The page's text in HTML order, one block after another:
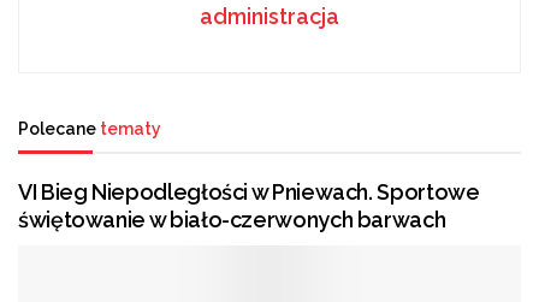
administracja
Polecane tematy
VI Bieg Niepodległości w Pniewach. Sportowe
świętowanie w biało-czerwonych barwach